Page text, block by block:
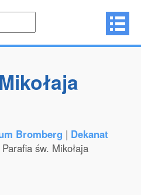
Bromberg | Dekanat
Parafia św. Mikołaja